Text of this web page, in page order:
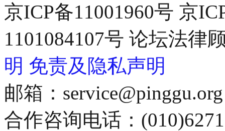
京ICP备11001960号 京
1101084107号 论坛法律
明 免责及隐私声明
邮箱：service@pinggu.org
合作咨询电话：